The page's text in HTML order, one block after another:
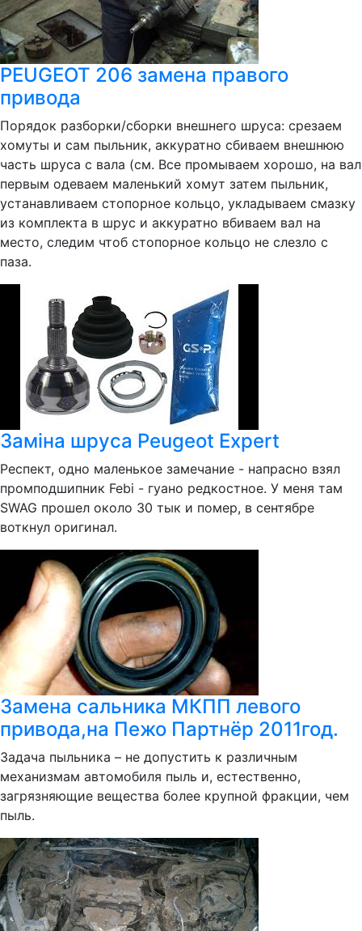
PEUGEOT 206 замена правого
привода
Порядок разборки/сборки внешнего шруса: срезаем
хомуты и сам пыльник, аккуратно сбиваем внешнюю
часть шруса с вала (см. Все промываем хорошо, на вал
первым одеваем маленький хомут затем пыльник,
устанавливаем стопорное кольцо, укладываем смазку
из комплекта в шрус и аккуратно вбиваем вал на
место, следим чтоб стопорное кольцо не слезло с
паза.
Заміна шруса Peugeot Expert
Респект, одно маленькое замечание - напрасно взял
промподшипник Febi - гуано редкостное. У меня там
SWAG прошел около 30 тык и помер, в сентябре
воткнул оригинал.
Замена сальника МКПП левого
привода,на Пежо Партнёр 2011год.
Задача пыльника – не допустить к различным
механизмам автомобиля пыль и, естественно,
загрязняющие вещества более крупной фракции, чем
пыль.